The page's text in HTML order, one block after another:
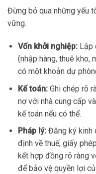
Đừng bỏ qua những yếu
vững.
Vốn khởi nghiệp:Lập
(nhập hàng, thuê kho,
có một khoản dự
Kế toán:Ghi chép rõ
nợ với nhà cung cấp
kế toán nếu có thể.
Pháp lý:Đăng ký kinh
định về thuế, giấy
kết hợp đồng rõ ràng
để bảo vệ quyền lợi